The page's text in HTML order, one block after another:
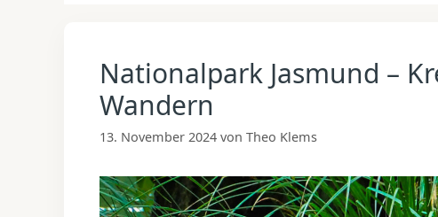
Nationalpark Jasmund –
Wandern
13. November 2024 von Theo Klems